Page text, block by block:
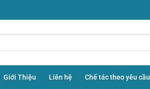
Giới Thiệu Liên hệ Chế tác theo yêu cầu